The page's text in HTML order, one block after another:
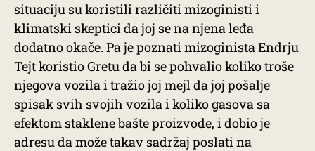
situaciju su koristili različiti mizoginisti i
klimatski skeptici da joj se na njena leđa
dodatno okače. Pa je poznati mizoginista Endrju
Tejt koristio Gretu da bi se pohvalio koliko troše
njegova vozila i tražio joj mejl da joj pošalje
spisak svih svojih vozila i koliko gasova sa
efektom staklene bašte proizvode, i dobio je
adresu da može takav sadržaj poslati na